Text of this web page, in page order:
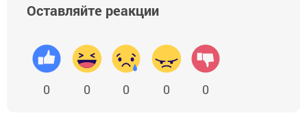
Оставляйте реакции
0 0 0 0 0